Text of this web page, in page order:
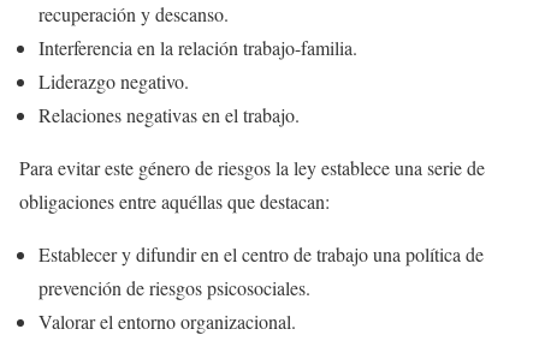
recuperación y descanso.
Interferencia en la relación trabajo-familia.
Liderazgo negativo.
Relaciones negativas en el trabajo.
Para evitar este género de riesgos la ley establece una serie de
obligaciones entre aquéllas que destacan:
Establecer y difundir en el centro de trabajo una política de
prevención de riesgos psicosociales.
Valorar el entorno organizacional.